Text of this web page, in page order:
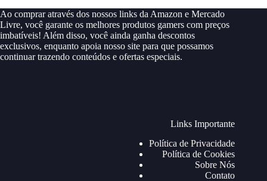
Ao comprar através dos nossos links da Amazon e Mercado
Livre, você garante os melhores produtos gamers com preços
imbatíveis! Além disso, você ainda ganha descontos
exclusivos, enquanto apoia nosso site para que possamos
continuar trazendo conteúdos e ofertas especiais.
Links Importante
Política de Privacidade
Política de Cookies
Sobre Nós
Contato